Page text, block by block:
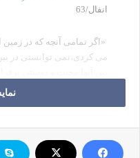
انفال/63
«اگر تمامی آنچه که در
می کردی،نمی توانستی در
(وَاذْكُرُوا نِعْمَةَ اللَّهِ